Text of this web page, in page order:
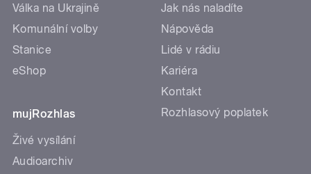
Válka na Ukrajině
Komunální volby
Stanice
eShop
mujRozhlas
Živé vysílání
Audioarchiv
Jak nás naladíte
Nápověda
Lidé v rádiu
Kariéra
Kontakt
Rozhlasový poplatek